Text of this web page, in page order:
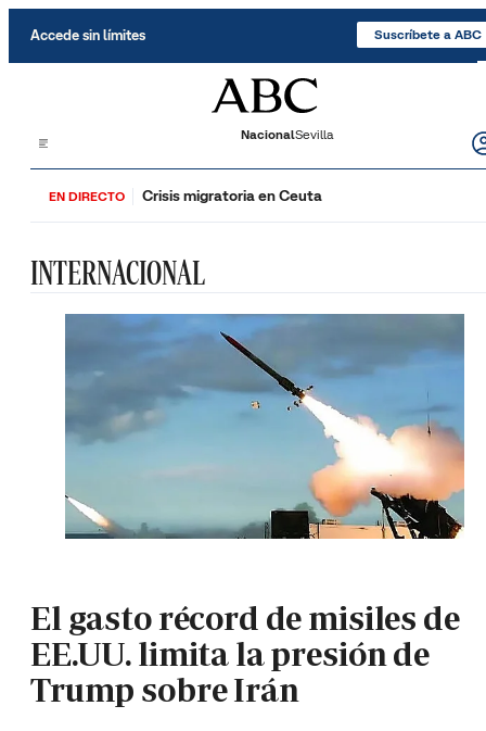
Accede sin límites Suscríbete a ABC
NacionalSevilla
EN DIRECTO Crisis migratoria en Ceuta
INTERNACIONAL
El gasto récord de misiles de
EE.UU. limita la presión de
Trump sobre Irán